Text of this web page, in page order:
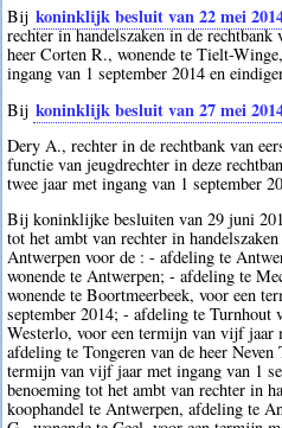
Bij koninklijk besluit van 22 mei
rechter in handelszaken in de rechtbank
heer Corten R., wonende te Tielt-
ingang van 1 september 2014 en
Bij koninklijk besluit van 27 mei
Dery A., rechter in de rechtbank van
functie van jeugdrechter in deze
twee jaar met ingang van 1 september
Bij koninklijke besluiten van 29 juni
tot het ambt van rechter in
Antwerpen voor de : - afdeling te
wonende te Antwerpen; - afdeling te
wonende te Boortmeerbeek, voor een
september 2014; - afdeling te Turnhout
Westerlo, voor een termijn van vijf jaar
afdeling te Tongeren van de heer
termijn van vijf jaar met ingang van 1
benoeming tot het ambt van rechter in
koophandel te Antwerpen, afdeling te